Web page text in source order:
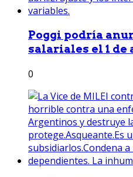
Poggi podría
salariales el 1 de
0